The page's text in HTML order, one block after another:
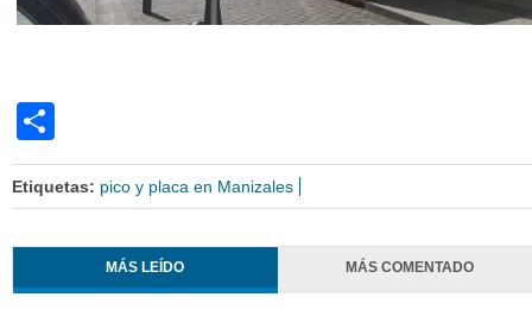
Etiquetas: pico y placa en Manizales
MÁS LEÍDO MÁS COMENTADO